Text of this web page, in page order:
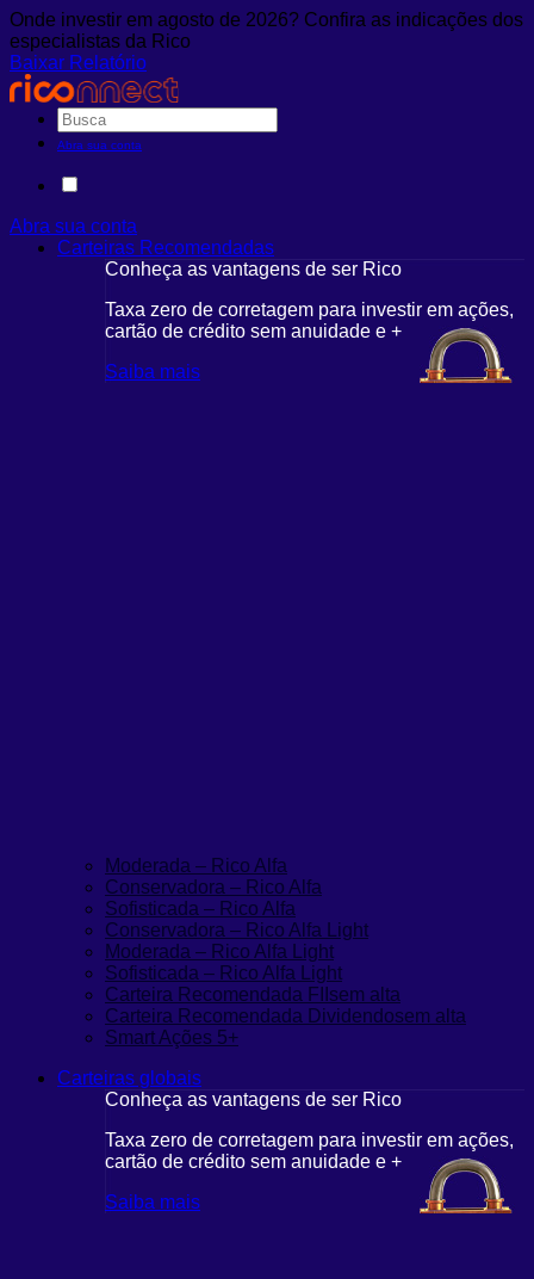
Onde investir em agosto de 2026? Confira as indicações dos
especialistas da Rico
Baixar Relatório
Abra sua conta
Abra sua conta
Carteiras Recomendadas
Conheça as vantagens de ser Rico
Taxa zero de corretagem para investir em ações,
cartão de crédito sem anuidade e +
Saiba mais
Moderada – Rico Alfa
Conservadora – Rico Alfa
Sofisticada – Rico Alfa
Conservadora – Rico Alfa Light
Moderada – Rico Alfa Light
Sofisticada – Rico Alfa Light
Carteira Recomendada FIIsem alta
Carteira Recomendada Dividendosem alta
Smart Ações 5+
Carteiras globais
Conheça as vantagens de ser Rico
Taxa zero de corretagem para investir em ações,
cartão de crédito sem anuidade e +
Saiba mais